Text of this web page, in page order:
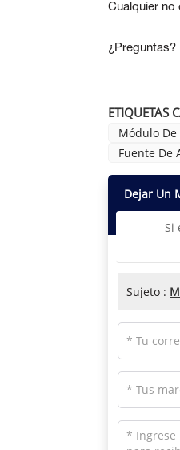
Cualquier no
¿Preguntas?
ETIQUETAS
Módulo De
Fuente De
Dejar Un
Si
Sujeto :